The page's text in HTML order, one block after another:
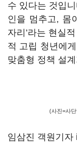
수 있다는 것입
인을 멈추고, 몸
자리’라는 현실
적 고립 청년에
맞춤형 정책 설
(사진=사
임삼진 객원기자